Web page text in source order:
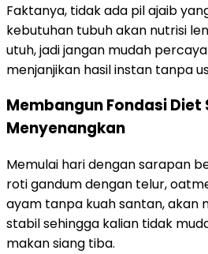
Faktanya, tidak ada pil ajaib
kebutuhan tubuh akan nutrisi
utuh, jadi jangan mudah
menjanjikan hasil instan tanpa
Membangun Fondasi Diet
Menyenangkan
Memulai hari dengan sarapan
roti gandum dengan telur,
ayam tanpa kuah santan, akan
stabil sehingga kalian tidak
makan siang tiba.